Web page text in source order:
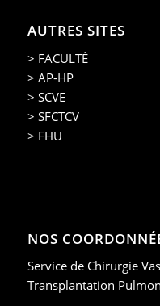
AUTRES SITES
> FACULTÉ
> AP-HP
> SCVE
> SFCTCV
> FHU
NOS
Service de Chirurgie
Transplantation